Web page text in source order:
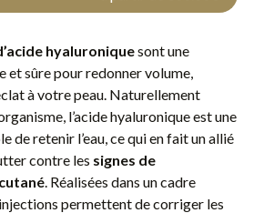
hyaluroniquesont une
et sûre pour redonner volume,
à votre peau. Naturellement
l’acide hyaluronique est une
de retenir l’eau, ce qui en fait un allié
contre les signes de
. Réalisées dans un cadre
permettent de corriger les